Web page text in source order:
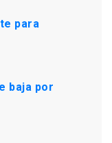
para
baja por